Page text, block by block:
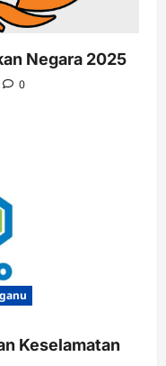
Negara 2025
0
Keselamatan